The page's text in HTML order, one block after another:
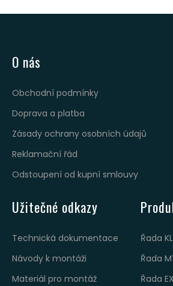
O nás
Obchodní podmínky
Doprava a platba
Zásady ochrany osobních údajů
Reklamační řád
Odstoupení od kupní smlouvy
Užitečné odkazy
Technická dokumentace
Návody k montáži
Materiál pro montáž
Řada
Řada
Řada